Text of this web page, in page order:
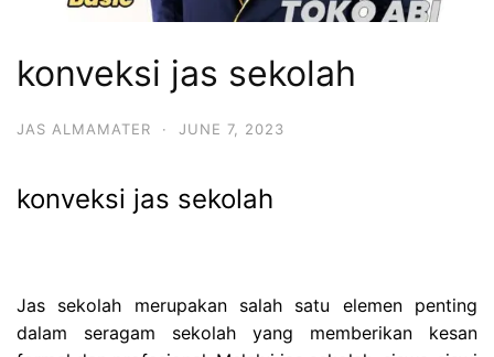
konveksi jas sekolah
JAS ALMAMATER · JUNE 7, 2023
konveksi jas sekolah
Jas sekolah merupakan salah satu elemen penting
dalam seragam sekolah yang memberikan kesan